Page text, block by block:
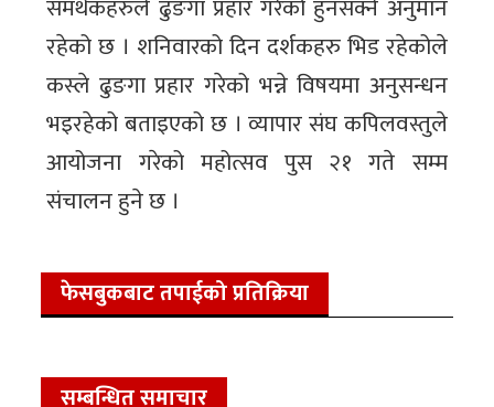
समर्थकहरुले ढुङगा प्रहार गरेको हुनसक्ने अनुमान
रहेको छ । शनिवारको दिन दर्शकहरु भिड रहेकोले
कस्ले ढुङगा प्रहार गरेको भन्ने विषयमा अनुसन्धन
भइरहेको बताइएको छ । व्यापार संघ कपिलवस्तुले
आयोजना गरेको महोत्सव पुस २१ गते सम्म
संचालन हुने छ ।
फेसबुकबाट तपाईको प्रतिक्रिया
सम्बन्धित समाचार